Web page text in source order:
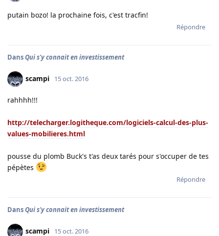
putain bozo! la prochaine fois, c'est tracfin!
Répondre
DansQui s'y connait en investissement
scampi 15 oct. 2016
rahhhh!!!
http://telecharger.logitheque.com/logiciels-calcul-des-plus-
values-mobilieres.html
pousse du plomb Buck's t'as deux tarés pour s'occuper de tes
pépètes
Répondre
DansQui s'y connait en investissement
scampi 15 oct. 2016